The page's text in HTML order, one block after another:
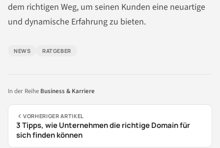
dem richtigen Weg, um seinen Kunden eine neuartige
und dynamische Erfahrung zu bieten.
NEWS RATGEBER
In der Reihe Business & Karriere
VORHERIGER ARTIKEL
3 Tipps, wie Unternehmen die richtige Domain für
sich finden können